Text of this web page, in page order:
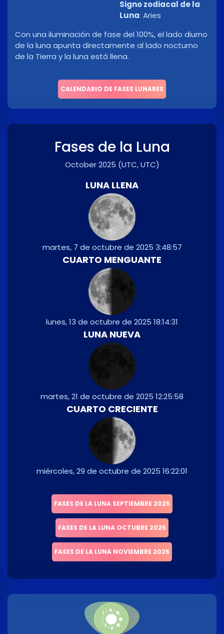
Signo zodiacal de la
Luna: Aries
Con una iluminación de fase del 100%, el lado diurno
de la luna apunta directamente al lado nocturno
de la Tierra y la luna está llena.
CALENDARIO DE FASES LUNARES
Fases de la Luna
October 2025 (UTC, UTC)
LUNA LLENA
martes, 7 de octubre de 2025 3:48:57
CUARTO MENGUANTE
lunes, 13 de octubre de 2025 18:14:31
LUNA NUEVA
martes, 21 de octubre de 2025 12:25:58
CUARTO CRECIENTE
miércoles, 29 de octubre de 2025 16:22:01
FASES DE LA LUNA SEPTIEMBRE 2025
FASES DE LA LUNA OCTUBRE 2025
FASES DE LA LUNA NOVIEMBRE 2025